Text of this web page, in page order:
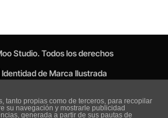
Studio. Todos los derechos
de Marca Ilustrada
de cookies
tanto propias como de terceros, para recopilar
su navegación y mostrarle publicidad
generada a partir de sus pautas de